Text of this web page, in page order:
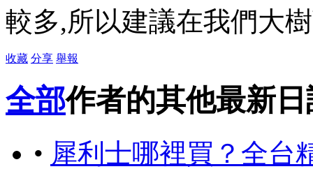
較多,所以建議在我們大
收藏 分享 舉報
全部作者的其他最新日
• 犀利士哪裡買？全台